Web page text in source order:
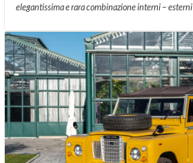
elegantissima e rara combinazione interni – esterni